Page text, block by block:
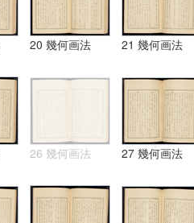
20 幾何画法 21 幾何画法
26 幾何画法 27 幾何画法